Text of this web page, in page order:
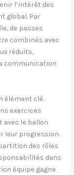
l’intérêt des
global. Par
de passes
combinés avec
réduits,
communication
élément clé.
exercices
avec le ballon
leur progression.
des rôles
dans
équipe gagne